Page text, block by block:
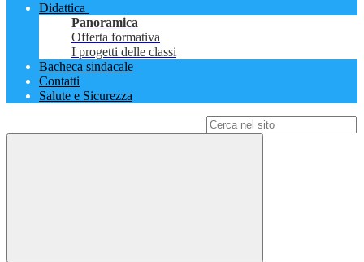
Didattica
Panoramica
Offerta formativa
I progetti delle classi
Bacheca sindacale
Contatti
Salute e Sicurezza